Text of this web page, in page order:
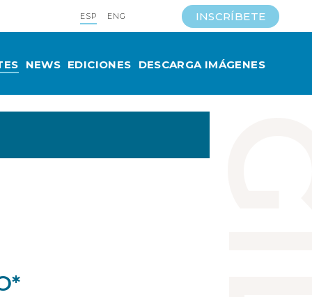
ESP ENG INSCRÍBETE
NEWS EDICIONES DESCARGA IMÁGENES